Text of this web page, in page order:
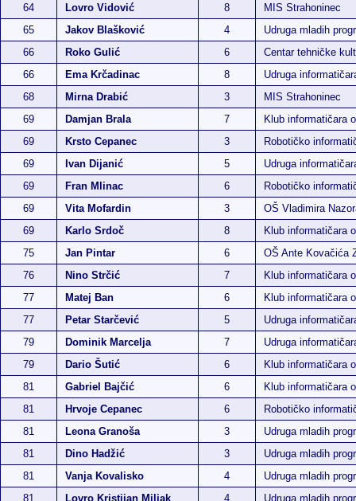
64
Lovro Vidović 8
MIS Strahoninec
65
Jakov Blašković 4
Udruga mladih
66
Roko Gulić 6
Centar tehničke
66
Ema Krčadinac 8
Udruga
68
Mirna Drabić 3
MIS Strahoninec
69
Damjan Brala 7
Klub informatičara
69
Krsto Cepanec 3
Robotičko
69
Ivan Dijanić 5
Udruga
69
Fran Mlinac 6
Robotičko
69
Vita Mofardin 3
OŠ Vladimira
69
Karlo Srdoč 8
Klub informatičara
75
Jan Pintar 6
OŠ Ante Kovačića
76
Nino Strčić 7
Klub informatičara
77
Matej Ban 6
Klub informatičara
77
Petar Starčević 5
Udruga
79
Dominik Marcelja 7
Udruga
79
Dario Šutić 6
Klub informatičara
81
Gabriel Bajčić 6
Klub informatičara
81
Hrvoje Cepanec 6
Robotičko
81
Leona Granoša 3
Udruga mladih
81
Dino Hadžić 3
Udruga mladih
81
Vanja Kovalisko 4
Udruga mladih
81
Lovro Kristijan Miljak 4 Udruga mladih